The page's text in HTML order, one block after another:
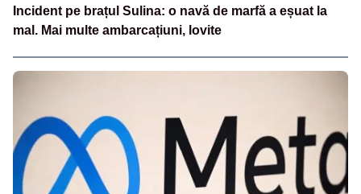
Incident pe brațul Sulina: o navă de marfă a eșuat la
mal. Mai multe ambarcațiuni, lovite